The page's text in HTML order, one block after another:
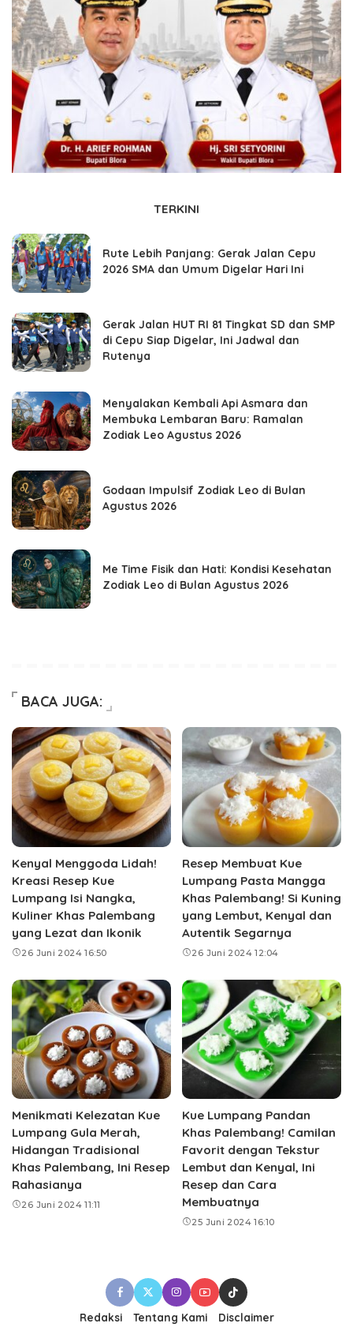
TERKINI
Rute Lebih Panjang: Gerak Jalan Cepu
2026 SMA dan Umum Digelar Hari Ini
Gerak Jalan HUT RI 81 Tingkat SD dan SMP
di Cepu Siap Digelar, Ini Jadwal dan
Rutenya
Menyalakan Kembali Api Asmara dan
Membuka Lembaran Baru: Ramalan
Zodiak Leo Agustus 2026
Godaan Impulsif Zodiak Leo di Bulan
Agustus 2026
Me Time Fisik dan Hati: Kondisi Kesehatan
Zodiak Leo di Bulan Agustus 2026
BACA JUGA:
Kenyal Menggoda Lidah!
Kreasi Resep Kue
Lumpang Isi Nangka,
Kuliner Khas Palembang
yang Lezat dan Ikonik
26 Juni 2024 16:50
Resep Membuat Kue
Lumpang Pasta Mangga
Khas Palembang! Si Kuning
yang Lembut, Kenyal dan
Autentik Segarnya
26 Juni 2024 12:04
Menikmati Kelezatan Kue
Lumpang Gula Merah,
Hidangan Tradisional
Khas Palembang, Ini Resep
Rahasianya
26 Juni 2024 11:11
Kue Lumpang Pandan
Khas Palembang! Camilan
Favorit dengan Tekstur
Lembut dan Kenyal, Ini
Resep dan Cara
Membuatnya
25 Juni 2024 16:10
Redaksi Tentang Kami Disclaimer